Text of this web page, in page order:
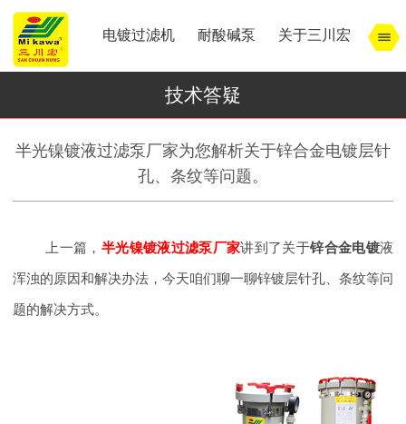
电镀过滤机 耐酸碱泵 关于三川宏
技术答疑
半光镍镀液过滤泵厂家为您解析关于锌合金电镀层针
孔、条纹等问题。
上一篇， 半光镍镀液过滤泵厂家讲到了关于锌合金电镀液
浑浊的原因和解决办法，今天咱们聊一聊锌镀层针孔、条纹等问
题的解决方式。